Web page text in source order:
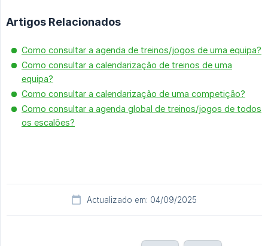
Artigos Relacionados
Como consultar a agenda de treinos/jogos de uma equipa?
Como consultar a calendarização de treinos de uma
equipa?
Como consultar a calendarização de uma competição?
Como consultar a agenda global de treinos/jogos de todos
os escalões?
Actualizado em: 04/09/2025